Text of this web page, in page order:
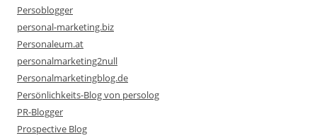
Persoblogger
personal-marketing.biz
Personaleum.at
personalmarketing2null
Personalmarketingblog.de
Persönlichkeits-Blog von persolog
PR-Blogger
Prospective Blog